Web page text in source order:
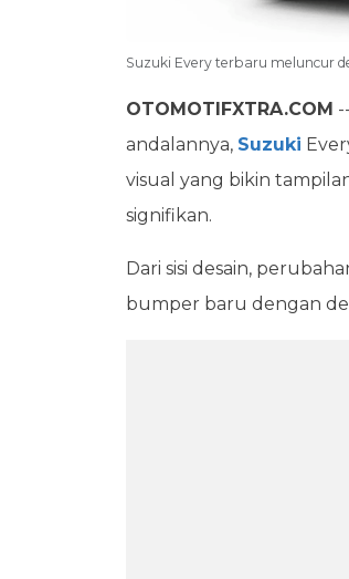
Suzuki Every terbaru meluncur
OTOMOTIFXTRA.COM --
andalannya, Suzuki
visual yang bikin
signifikan.
Dari sisi desain,
bumper baru dengan